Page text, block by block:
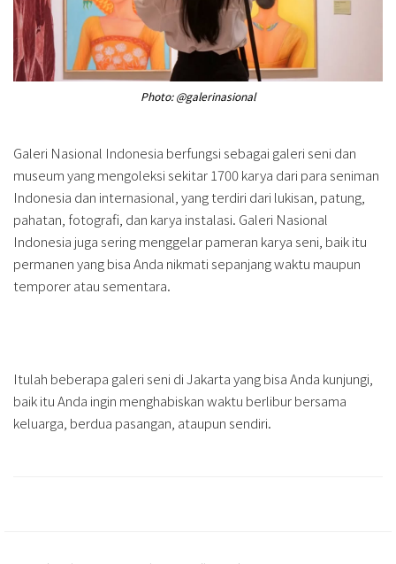
Photo: @galerinasional
Galeri Nasional Indonesia berfungsi sebagai galeri seni dan
museum yang mengoleksi sekitar 1700 karya dari para seniman
Indonesia dan internasional, yang terdiri dari lukisan, patung,
pahatan, fotografi, dan karya instalasi. Galeri Nasional
Indonesia juga sering menggelar pameran karya seni, baik itu
permanen yang bisa Anda nikmati sepanjang waktu maupun
temporer atau sementara.
Itulah beberapa galeri seni di Jakarta yang bisa Anda kunjungi,
baik itu Anda ingin menghabiskan waktu berlibur bersama
keluarga, berdua pasangan, ataupun sendiri.